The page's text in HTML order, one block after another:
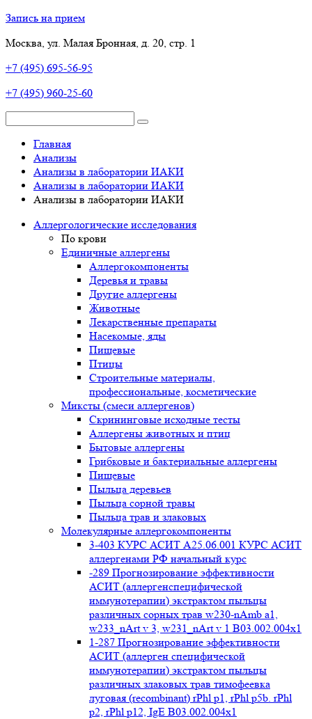
Запись на прием
Москва, ул. Малая Бронная, д. 20, стр. 1
+7 (495) 695-56-95
+7 (495) 960-25-60
Главная
Анализы
Анализы в лаборатории ИАКИ
Анализы в лаборатории ИАКИ
Анализы в лаборатории ИАКИ
Аллергологические исследования
По крови
Единичные аллергены
Аллергокомпоненты
Деревья и травы
Другие аллергены
Животные
Лекарственные препараты
Насекомые, яды
Пищевые
Птицы
Строительные материалы,
профессиональные, косметические
Миксты (смеси аллергенов)
Cкрининговые исходные тесты
Аллергены животных и птиц
Бытовые аллергены
Грибковые и бактериальные аллергены
Пищевые
Пыльца деревьев
Пыльца сорной травы
Пыльца трав и злаковых
Молекулярные аллергокомпоненты
3-403 КУРС АСИТ А25.06.001 КУРС АСИТ
аллергенами РФ начальный курс
-289 Прогнозирование эффективности
АСИТ (аллергенспецифической
иммунотерапии) экстрактом пыльцы
различных сорных трав w230-nAmb a1,
w233_nArt v 3, w231_nArt v 1 В03.002.004x1
1-287 Прогнозирование эффективности
АСИТ (аллерген специфической
иммунотерапии) экстрактом пыльцы
различных злаковых трав тимофеевка
луговая (recombinant) rPhl p1, rPhl p5b. rPhl
p2, rPhl p12, IgE В03.002.004x1